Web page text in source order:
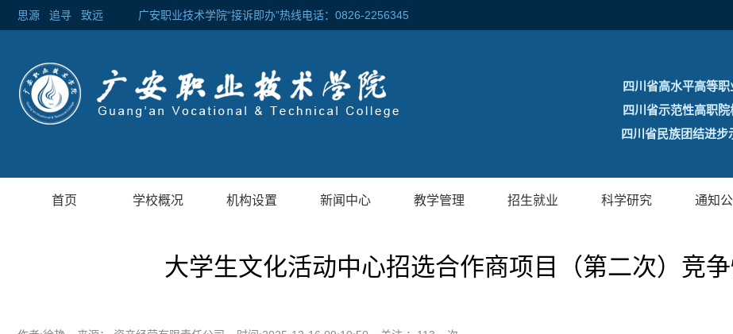
思源 追寻 致远 广安职业技术学院“接诉即办”热线电话：0826-2256345
四川省高水平高等职
四川省示范性高职院
四川省民族团结进步
首页 学校概况 机构设置 新闻中心 教学管理 招生就业 科学研究 通知
大学生文化活动中心招选合作商项目（第二次）竞